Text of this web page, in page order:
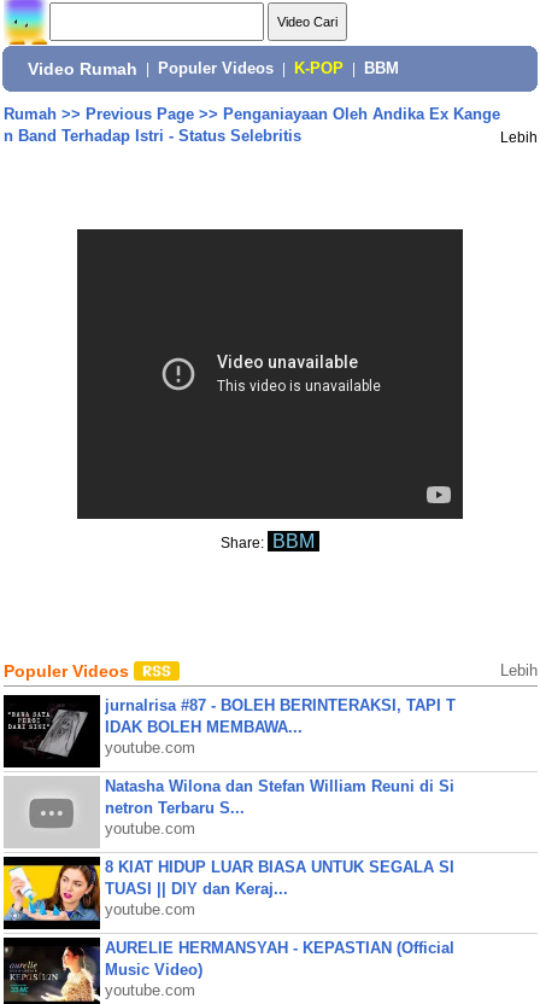
Video Rumah Populer Videos K-POP BBM
Rumah>> Previous Page>> Penganiayaan Oleh Andika Ex Kange
n Band Terhadap Istri - Status Selebritis
Lebih
Share: BBM
Populer Videos Lebih
jurnalrisa #87 - BOLEH BERINTERAKSI, TAPI T
IDAK BOLEH MEMBAWA...
youtube.com
Natasha Wilona dan Stefan William Reuni di Si
netron Terbaru S...
youtube.com
8 KIAT HIDUP LUAR BIASA UNTUK SEGALA SI
TUASI || DIY dan Keraj...
youtube.com
AURELIE HERMANSYAH - KEPASTIAN (Official
Music Video)
youtube.com